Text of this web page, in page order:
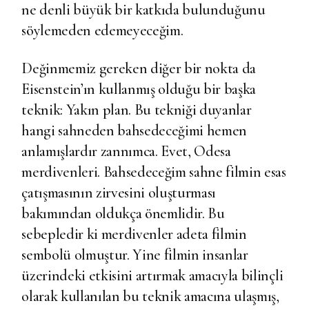
ne denli büyük bir katkıda bulunduğunu
söylemeden edemeyeceğim.
Değinmemiz gereken diğer bir nokta da
Eisenstein’ın kullanmış olduğu bir başka
teknik: Yakın plan. Bu tekniği duyanlar
hangi sahneden bahsedeceğimi hemen
anlamışlardır zannımca. Evet, Odesa
merdivenleri. Bahsedeceğim sahne filmin esas
çatışmasının zirvesini oluşturması
bakımından oldukça önemlidir. Bu
sebepledir ki merdivenler adeta filmin
sembolü olmuştur. Yine filmin insanlar
üzerindeki etkisini artırmak amacıyla bilinçli
olarak kullanılan bu teknik amacına ulaşmış,